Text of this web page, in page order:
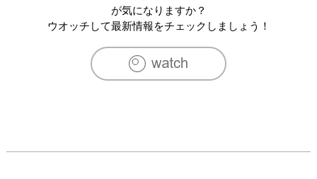
が気になりますか？
ウオッチして最新情報をチェックしましょう！